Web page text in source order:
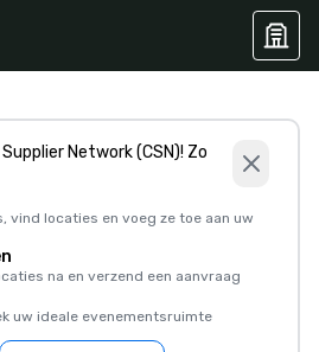
Network (CSN)! Zo
vind locaties en voeg ze toe aan uw
na en verzend een aanvraag
uw ideale evenementsruimte